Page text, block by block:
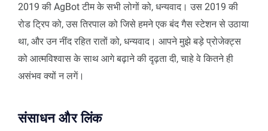
2019 की AgBot टीम के सभी लोगों को, धन्यवाद। उस 2019 की
रोड ट्रिप को, उस तिरपाल को जिसे हमने एक बंद गैस स्टेशन से उठाया
था, और उन नींद रहित रातों को, धन्यवाद। आपने मुझे बड़े प्रोजेक्ट्स
को आत्मविश्वास के साथ आगे बढ़ाने की दृढ़ता दी, चाहे वे कितने ही
असंभव क्यों न लगें।
संसाधन और लिंक